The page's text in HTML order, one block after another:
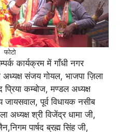
फोटो
कार्यक्रम में गाँधी नगर
संजय गोयल, भाजपा ज़िला
प्रिया कम्बोज, मण्डल अध्यक्ष
जायसवाल, पूर्व विधायक नसीब
अध्यक्ष श्री विजेंद्र धामा जी,
पार्षद ब्रह्म सिंह जी,